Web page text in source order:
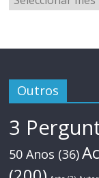
Outros
3
50 Anos (36)